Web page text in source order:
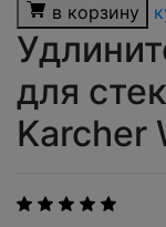
в корзину
для
Karcher